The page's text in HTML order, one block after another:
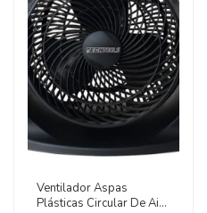
Ventilador Aspas
Plásticas Circular De Aire